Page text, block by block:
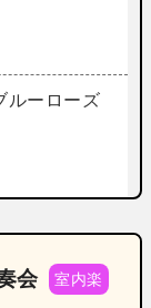
ルーローズ
会 室内楽